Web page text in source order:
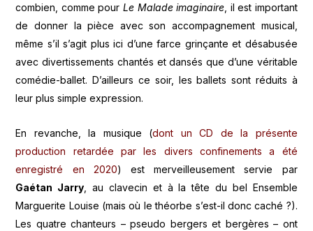
combien, comme pour Le Malade imaginaire , il est important
de donner la pièce avec son accompagnement musical,
même s’il s’agit plus ici d’une farce grinçante et désabusée
avec divertissements chantés et dansés que d’une véritable
comédie-ballet. D’ailleurs ce soir, les ballets sont réduits à
leur plus simple expression.
En revanche, la musique (dont un CD de la présente
production retardée par les divers confinements a été
enregistré en 2020) est merveilleusement servie par
Gaétan Jarry , au clavecin et à la tête du bel Ensemble
Marguerite Louise (mais où le théorbe s’est-il donc caché ?).
Les quatre chanteurs – pseudo bergers et bergères – ont